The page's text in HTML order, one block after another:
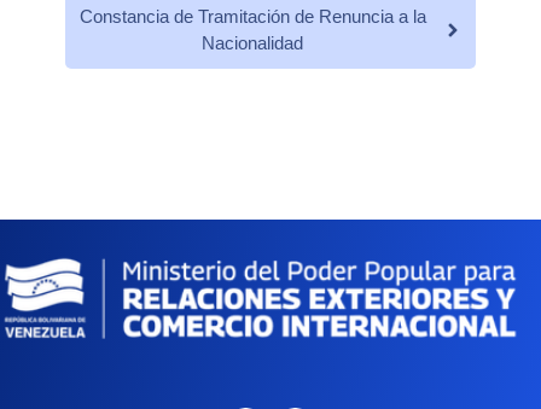
Constancia de Tramitación de Renuncia a la
Nacionalidad